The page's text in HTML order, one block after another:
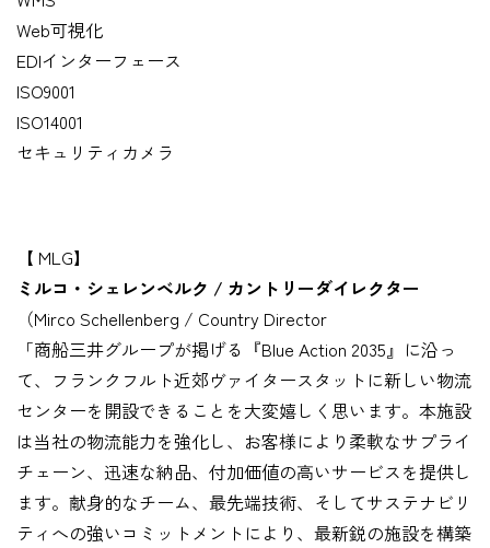
Web可視化
EDIインターフェース
ISO9001
ISO14001
セキュリティカメラ
【 MLG】
ミルコ・シェレンベルク / カントリーダイレクター
（Mirco Schellenberg / Country Director
「商船三井グループが掲げる『Blue Action 2035』に沿っ
て、フランクフルト近郊ヴァイタースタットに新しい物流
センターを開設できることを大変嬉しく思います。本施設
は当社の物流能力を強化し、お客様により柔軟なサプライ
チェーン、迅速な納品、付加価値の高いサービスを提供し
ます。献身的なチーム、最先端技術、そしてサステナビリ
ティへの強いコミットメントにより、最新鋭の施設を構築